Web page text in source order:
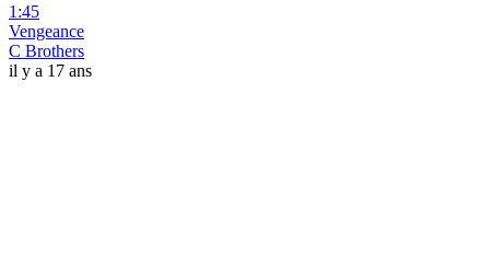
1:45
Vengeance
C Brothers
il y a 17 ans